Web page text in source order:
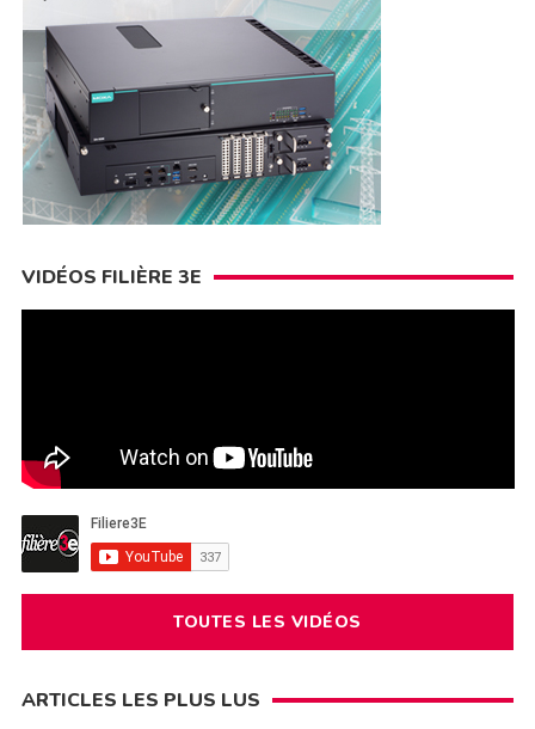
VIDÉOS FILIÈRE 3E
TOUTES LES VIDÉOS
ARTICLES LES PLUS LUS